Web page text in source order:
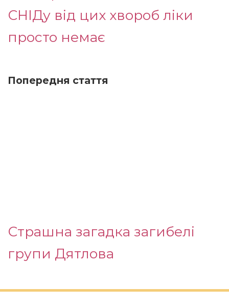
СНІДу від цих хвороб ліки
просто немає
Попередня стаття
Страшна загадка загибелі
групи Дятлова